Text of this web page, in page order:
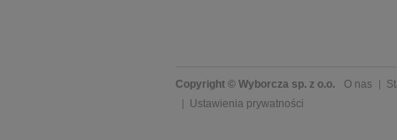
Copyright © Wyborcza sp. z o.o. O nas
Ustawienia prywatności